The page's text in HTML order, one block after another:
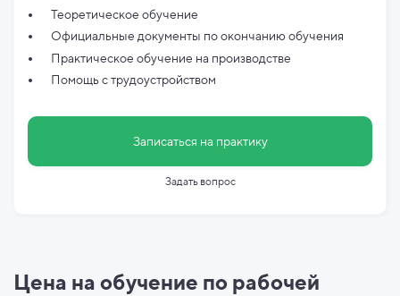
Теоретическое обучение
Официальные документы поокончанию обучения
Практическое обучение на производстве
Помощь с трудоустройством
Записаться на практику
Задать вопрос
Цена на обучение по рабочей